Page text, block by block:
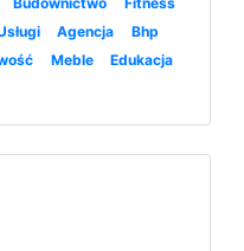
Agencja
Bhp
Meble
Edukacja